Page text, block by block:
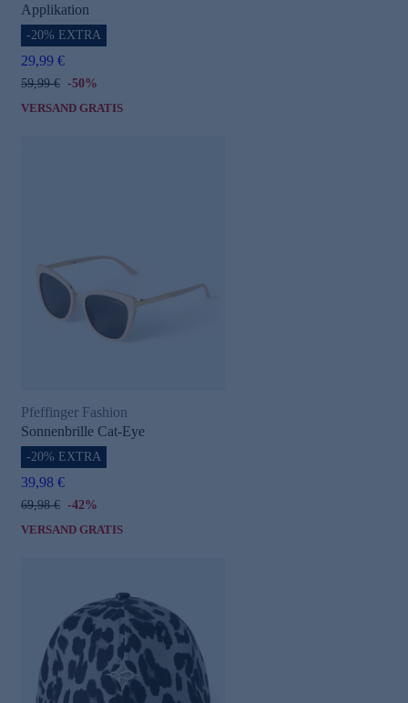
Applikation
-20% EXTRA
29,99 €
59,99 € -50%
VERSAND GRATIS
Pfeffinger Fashion
Sonnenbrille Cat-Eye
-20% EXTRA
39,98 €
69,98 € -42%
VERSAND GRATIS